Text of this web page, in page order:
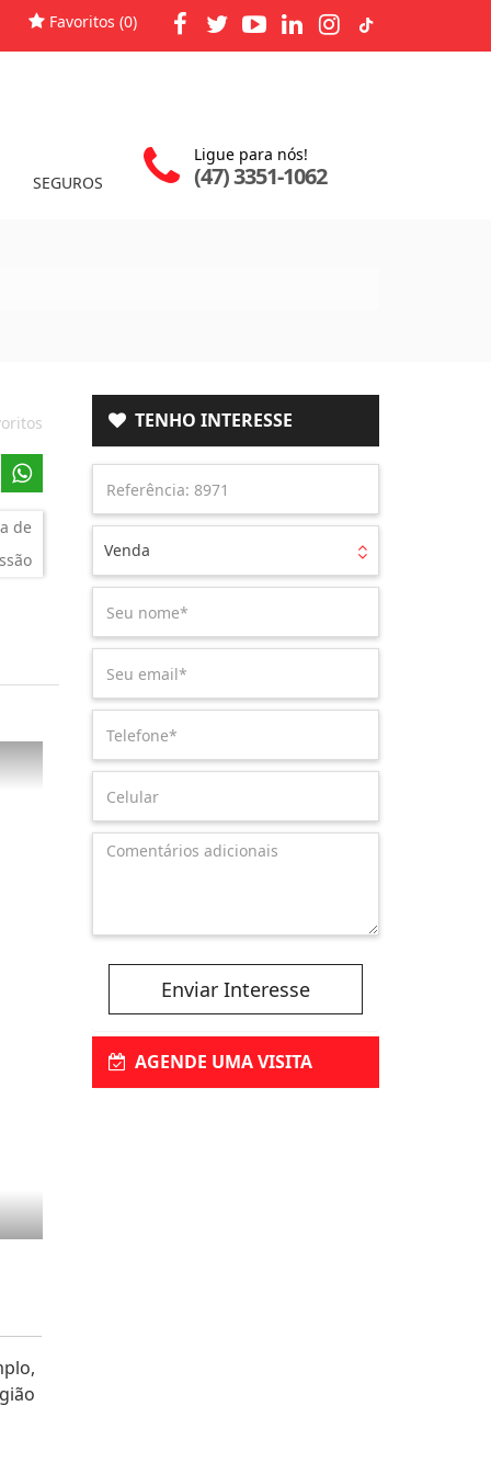
Favoritos (0)
SEGUROS
Ligue para nós!
(47) 3351-1062
de
TENHO INTERESSE
Venda
Enviar Interesse
AGENDE UMA VISITA